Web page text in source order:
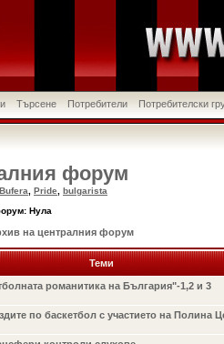
Търсене Потребители Потребителски
форум
Pride
bulgarista
Нула
на централния форум
Теми
романитика на България"-1,2 и 3
по баскетбол с участието на Полина